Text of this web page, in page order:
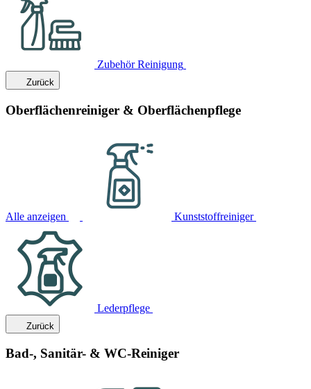
Zubehör Reinigung
Zurück
Oberflächenreiniger & Oberflächenpflege
Alle anzeigen Kunststoffreiniger
Lederpflege
Zurück
Bad-, Sanitär- & WC-Reiniger